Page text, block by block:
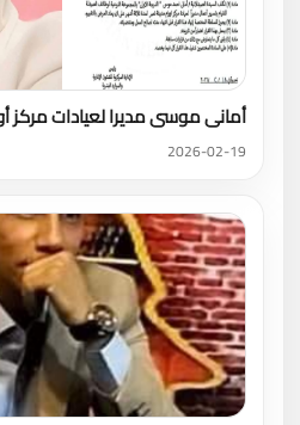
أمانى موسى مديرا لعيادات مركز
2026-02-19